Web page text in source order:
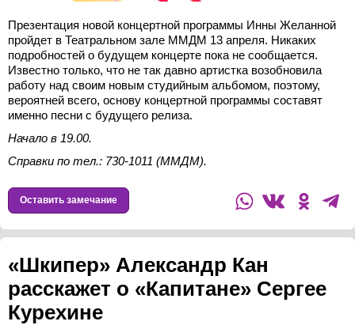
Презентация новой концертной программы Инны Желанной
пройдет в Театральном зале ММДМ 13 апреля. Никаких
подробностей о будущем концерте пока не сообщается.
Известно только, что не так давно артистка возобновила
работу над своим новым студийным альбомом, поэтому,
вероятней всего, основу концертной программы составят
именно песни с будущего релиза.
Начало в 19.00.
Справки по тел.: 730-1011 (ММДМ).
Оставить замечание
«Шкипер» Александр Кан
расскажет о «Капитане» Сергее
Курехине